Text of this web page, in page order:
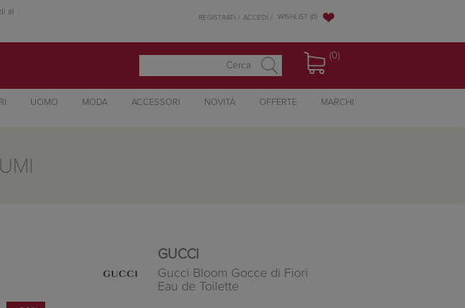
al
REGISTRATI ACCEDI WISHLIST (0)
(0)
UOMO MODA ACCESSORI NOVITÀ OFFERTE MARCHI
GUCCI
Gucci Bloom Gocce di Fiori
Eau de Toilette